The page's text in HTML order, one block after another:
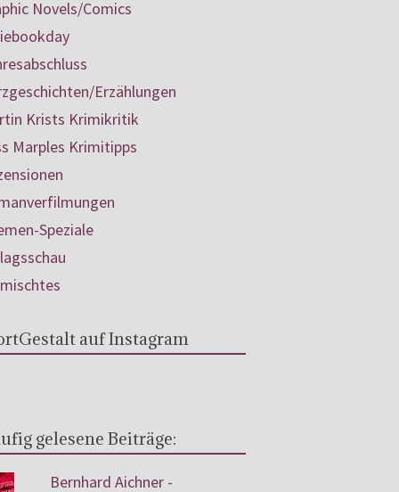
Novels/Comics
Erzählungen
Krists Krimikritik
Marples Krimitipps
Speziale
auf Instagram
gelesene Beiträge:
Bernhard Aichner -